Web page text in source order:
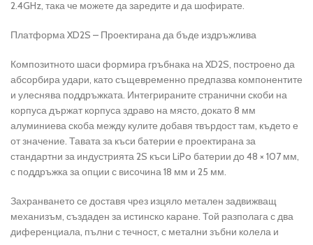
2.4GHz, така че можете да заредите и да шофирате.
Платформа XD2S – Проектирана да бъде издръжлива
Композитното шаси формира гръбнака на XD2S, построено да
абсорбира удари, като същевременно предпазва компонентите
и улеснява поддръжката. Интегрираните странични скоби на
корпуса държат корпуса здраво на място, докато 8 мм
алуминиева скоба между кулите добавя твърдост там, където е
от значение. Тавата за къси батерии е проектирана за
стандартни за индустрията 2S къси LiPo батерии до 48 × 107 мм,
с поддръжка за опции с височина 18 мм и 25 мм.
Захранването се доставя чрез изцяло метален задвижващ
механизъм, създаден за истинско каране. Той разполага с два
диференциала, пълни с течност, с метални зъбни колела и